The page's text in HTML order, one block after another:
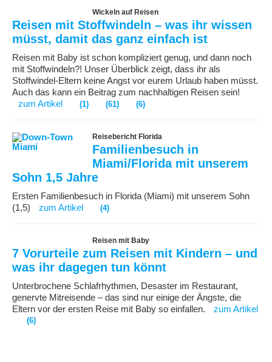
Wickeln auf Reisen
Reisen mit Stoffwindeln – was ihr wissen
müsst, damit das ganz einfach ist
Reisen mit Baby ist schon kompliziert genug, und dann noch
mit Stoffwindeln?! Unser Überblick zeigt, dass ihr als
Stoffwindel-Eltern keine Angst vor eurem Urlaub haben müsst.
Auch das kann ein Beitrag zum nachhaltigen Reisen sein!
zum Artikel
(1) (61) (6)
Reisebericht Florida
Familienbesuch in
Miami/Florida mit unserem
Sohn 1,5 Jahre
Ersten Familienbesuch in Florida (Miami) mit unserem Sohn
(1,5)
zum Artikel (4)
Reisen mit Baby
7 Vorurteile zum Reisen mit Kindern – und
was ihr dagegen tun könnt
Unterbrochene Schlafrhythmen, Desaster im Restaurant,
genervte Mitreisende – das sind nur einige der Ängste, die
Eltern vor der ersten Reise mit Baby so einfallen.
zum Artikel
(6)